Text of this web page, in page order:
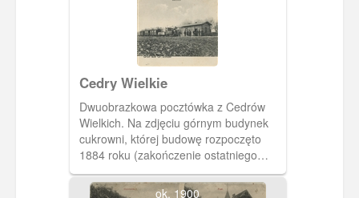
Cedry Wielkie
Dwuobrazkowa pocztówka z Cedrów
Wielkich. Na zdjęciu górnym budynek
cukrowni, której budowę rozpoczęto
1884 roku (zakończenie ostatniego
etapu budowy w 1905). Na zdjęciu
dolnym szachulcowy budynek dworca
ok. 1900